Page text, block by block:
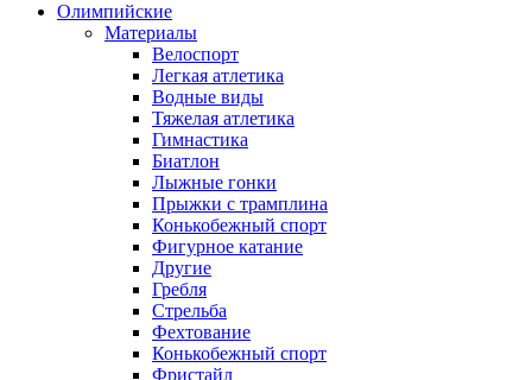
Олимпийские
Материалы
Велоспорт
Легкая атлетика
Водные виды
Тяжелая атлетика
Гимнастика
Биатлон
Лыжные гонки
Прыжки с трамплина
Конькобежный спорт
Фигурное катание
Другие
Гребля
Стрельба
Фехтование
Конькобежный спорт
Фристайл